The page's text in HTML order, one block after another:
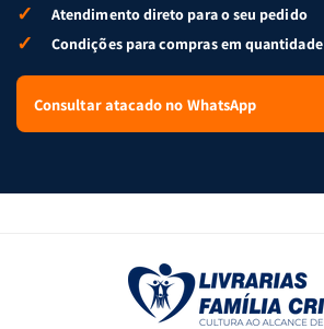
✓ Atendimento direto para o seu pedido
✓ Condições para compras em quantidade
Consultar atacado no WhatsApp